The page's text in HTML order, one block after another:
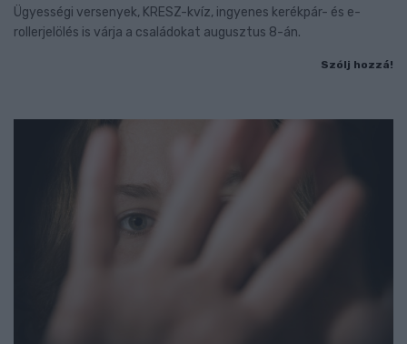
Ügyességi versenyek, KRESZ-kvíz, ingyenes kerékpár- és e-
rollerjelölés is várja a családokat augusztus 8-án.
Szólj hozzá!